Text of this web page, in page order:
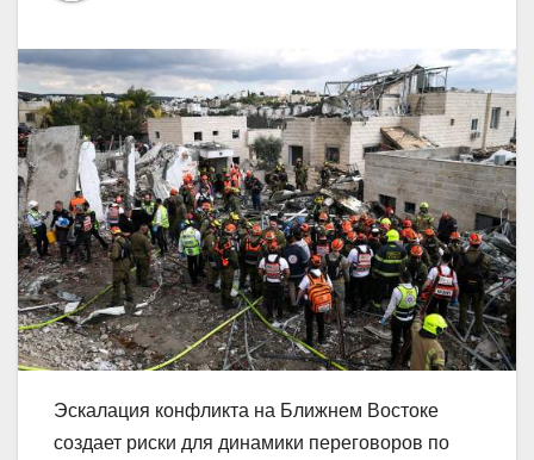
Эскалация конфликта на Ближнем Востоке
создает риски для динамики переговоров по